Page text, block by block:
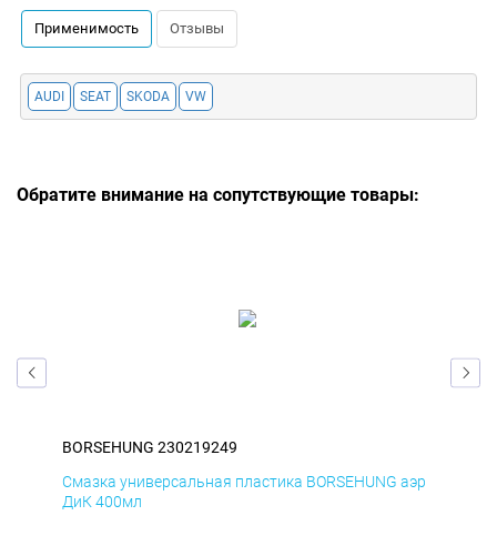
Применимость Отзывы
AUDI SEAT SKODA VW
Обратите внимание на сопутствующие товары:
BORSEHUNG 230219249
Смазка универсальная пластика BORSEHUNG аэр
ДиК 400мл